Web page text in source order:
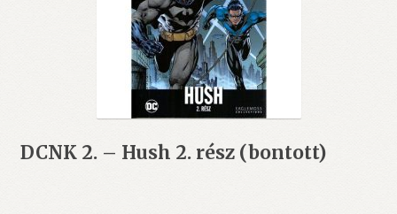
DCNK 2. – Hush 2. rész (bontott)